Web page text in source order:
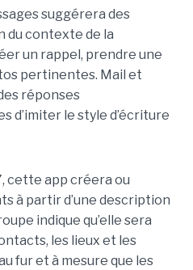
suggérera des
du contexte de la
un rappel, prendre une
pertinentes. Mail et
réponses
d’imiter le style d’écriture
cette app créera ou
à partir d’une description
indique qu’elle sera
les lieux et les
fur et à mesure que les